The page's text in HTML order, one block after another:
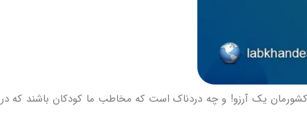
یک آرزو! و چه دردناک است که مخاطب ما کودکان باشند که در